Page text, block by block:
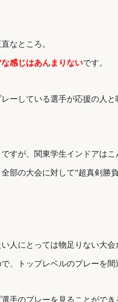
なところ。
感じはあんまりないです。
ーしている選手が応援の人
すが、関東学生インドアは
部の大会に対して”超真剣勝
人にとっては物足りない大会
、トップレベルのプレーを間
手のプレーを見ることがで